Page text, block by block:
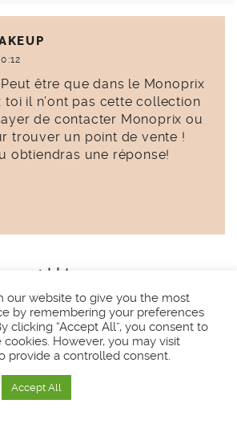
être que dans le Monoprix
toi il n’ont pas cette collection
de contacter Monoprix ou
trouver un point de vente !
obtiendras une réponse!
un commentaire
ne sera pas publiée.Les champs
avec*
our website to give you the most
by remembering your preferences
clicking “Accept All”, you consent to
However, you may visit
provide a controlled consent.
Accept All